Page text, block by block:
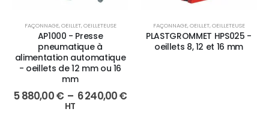
FAÇONNAGE,OEILLET,OEILLETEUSE
AP1000 - Presse
pneumatique à
alimentation automatique
- oeillets de 12 mm ou 16
mm
5 880,00€ – 6 240,00€
HT
FAÇONNAGE,OEILLET,OEILLETEUSE
PLASTGROMMET HPS025 -
oeillets 8, 12 et 16 mm